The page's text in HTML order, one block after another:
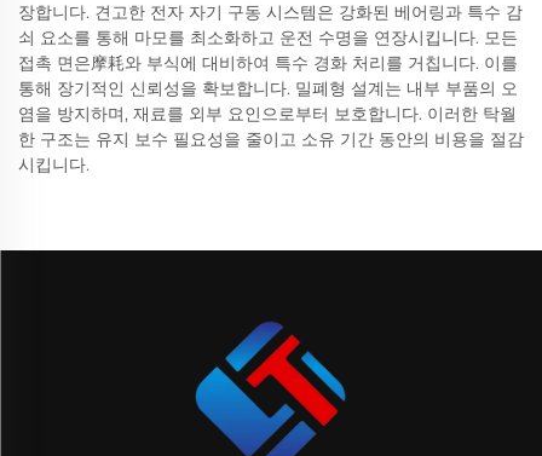
장합니다. 견고한 전자 자기 구동 시스템은 강화된 베어링과 특수 감
쇠 요소를 통해 마모를 최소화하고 운전 수명을 연장시킵니다. 모든
접촉 면은摩耗와 부식에 대비하여 특수 경화 처리를 거칩니다. 이를
통해 장기적인 신뢰성을 확보합니다. 밀폐형 설계는 내부 부품의 오
염을 방지하며, 재료를 외부 요인으로부터 보호합니다. 이러한 탁월
한 구조는 유지 보수 필요성을 줄이고 소유 기간 동안의 비용을 절감
시킵니다.